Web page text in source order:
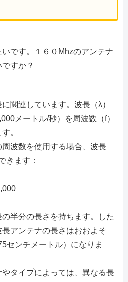
です。１６０Mhzのアンテナ
すか？
関連しています。波長（λ）
メートル/秒）を周波数（f）
。
波数を使用する場合、波長
きます：
半分の長さを持ちます。した
アンテナの長さはおおよそ
センチメートル）になりま
タイプによっては、異なる長